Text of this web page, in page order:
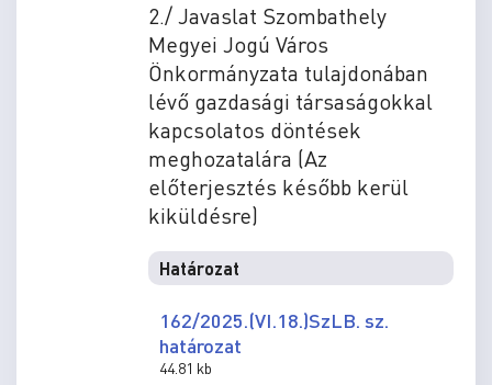
2./ Javaslat Szombathely
Megyei Jogú Város
Önkormányzata tulajdonában
lévő gazdasági társaságokkal
kapcsolatos döntések
meghozatalára (Az
előterjesztés később kerül
kiküldésre)
Határozat
162/2025.(VI.18.)SzLB. sz.
határozat
44.81 kb